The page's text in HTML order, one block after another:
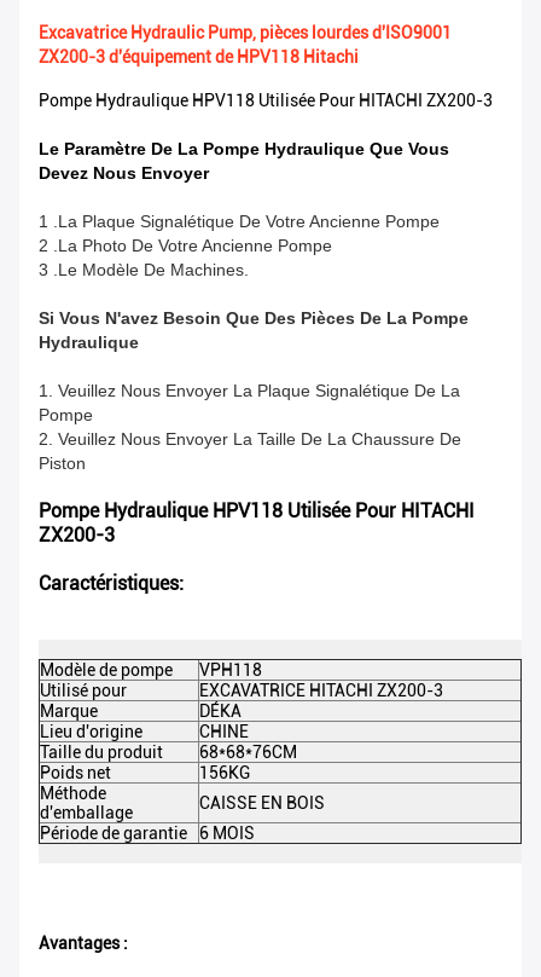
Excavatrice Hydraulic Pump, pièces lourdes d'ISO9001
ZX200-3 d'équipement de HPV118 Hitachi
Pompe Hydraulique HPV118 Utilisée Pour HITACHI ZX200-3
Le Paramètre De La Pompe Hydraulique Que Vous
Devez Nous Envoyer
1 .La Plaque Signalétique De Votre Ancienne Pompe
2 .La Photo De Votre Ancienne Pompe
3 .Le Modèle De Machines.
Si Vous N'avez Besoin Que Des Pièces De La Pompe
Hydraulique
1. Veuillez Nous Envoyer La Plaque Signalétique De La
Pompe
2. Veuillez Nous Envoyer La Taille De La Chaussure De
Piston
Pompe Hydraulique HPV118 Utilisée Pour HITACHI
ZX200-3
Caractéristiques:
Modèle de pompe
VPH118
Utilisé pour
EXCAVATRICE HITACHI ZX200-3
Marque
DÉKA
Lieu d'origine
CHINE
Taille du produit
68*68*76CM
Poids net
156KG
Méthode
d'emballage
CAISSE EN BOIS
Période de garantie
6 MOIS
Avantages :